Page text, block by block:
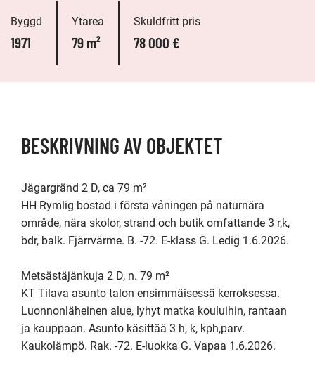
Byggd
1971
Ytarea
79 m²
Skuldfritt pris
78 000 €
BESKRIVNING AV OBJEKTET
Jägargränd 2 D, ca 79 m²
HH Rymlig bostad i första våningen på naturnära
område, nära skolor, strand och butik omfattande 3 r,k,
bdr, balk. Fjärrvärme. B. -72. E-klass G. Ledig 1.6.2026.
Metsästäjänkuja 2 D, n. 79 m²
KT Tilava asunto talon ensimmäisessä kerroksessa.
Luonnonläheinen alue, lyhyt matka kouluihin, rantaan
ja kauppaan. Asunto käsittää 3 h, k, kph,parv.